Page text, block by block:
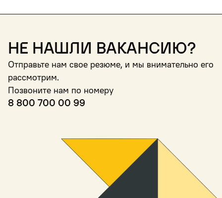
Не нашли вакансию?
Отправьте нам свое резюме, и мы внимательно его
рассмотрим.
Позвоните нам по номеру
8 800 700 00 99